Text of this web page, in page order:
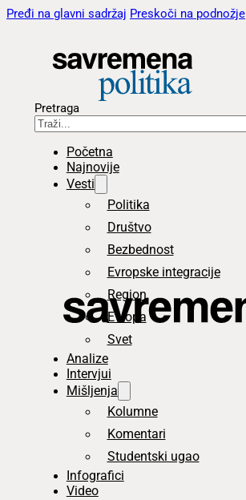
Pređi na glavni sadržaj Preskoči na podnožje
Pretraga
Početna
Najnovije
Vesti
Politika
Društvo
Bezbednost
Evropske integracije
Region
Evropa
Svet
Analize
Intervjui
Mišljenja
Kolumne
Komentari
Studentski ugao
Infografici
Video